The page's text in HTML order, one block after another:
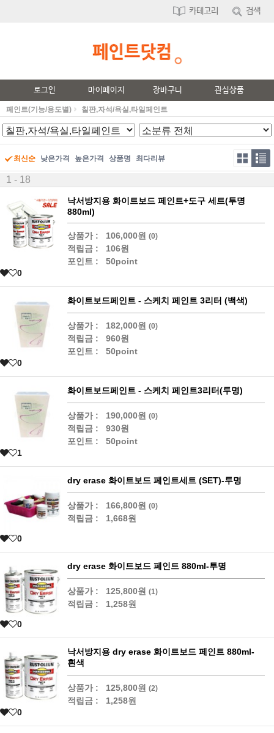
카테고리 검색
로그인 마이페이지 장바구니 관심상품
페인트(기능/용도별) 칠판,자석/욕실,타일페인트
최신순 낮은가격 높은가격 상품명 최다리뷰
1 - 18
낙서방지용 화이트보드 페인트+도구 세트(투명
880ml)
상품가 : 106,000원 (0)
적립금 :
106원
포인트 :
50point
0
화이트보드페인트 - 스케치 페인트 3리터 (백색)
상품가 : 182,000원 (0)
적립금 :
960원
포인트 :
50point
0
화이트보드페인트 - 스케치 페인트3리터(투명)
상품가 : 190,000원 (0)
적립금 :
930원
포인트 :
50point
1
dry erase 화이트보드 페인트세트 (SET)-투명
상품가 : 166,800원 (0)
적립금 : 1,668원
0
dry erase 화이트보드 페인트 880ml-투명
상품가 : 125,800원 (1)
적립금 : 1,258원
0
낙서방지용 dry erase 화이트보드 페인트 880ml-
흰색
상품가 : 125,800원 (2)
적립금 :
1,258원
0